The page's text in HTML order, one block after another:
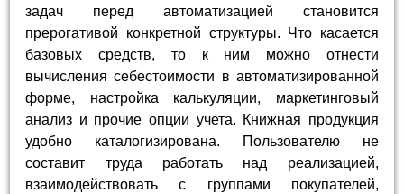
задач перед автоматизацией становится
прерогативой конкретной структуры. Что касается
базовых средств, то к ним можно отнести
вычисления себестоимости в автоматизированной
форме, настройка калькуляции, маркетинговый
анализ и прочие опции учета. Книжная продукция
удобно каталогизирована. Пользователю не
составит труда работать над реализацией,
взаимодействовать с группами покупателей,